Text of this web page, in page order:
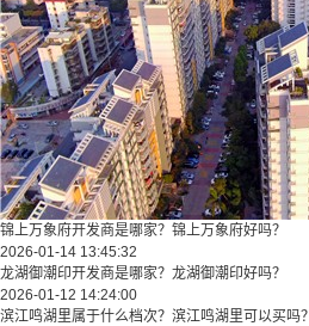
锦上万象府开发商是哪家？锦上万象府好吗？
2026-01-14 13:45:32
龙湖御潮印开发商是哪家？龙湖御潮印好吗？
2026-01-12 14:24:00
滨江鸣湖里属于什么档次？滨江鸣湖里可以买吗？